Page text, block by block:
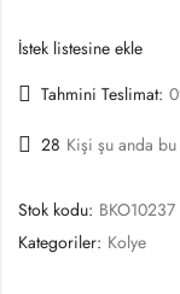
İstek listesine ekle
Tahmini Teslimat:
28 Kişi şu anda
Stok kodu: BKO10237
Kategoriler: Kolye